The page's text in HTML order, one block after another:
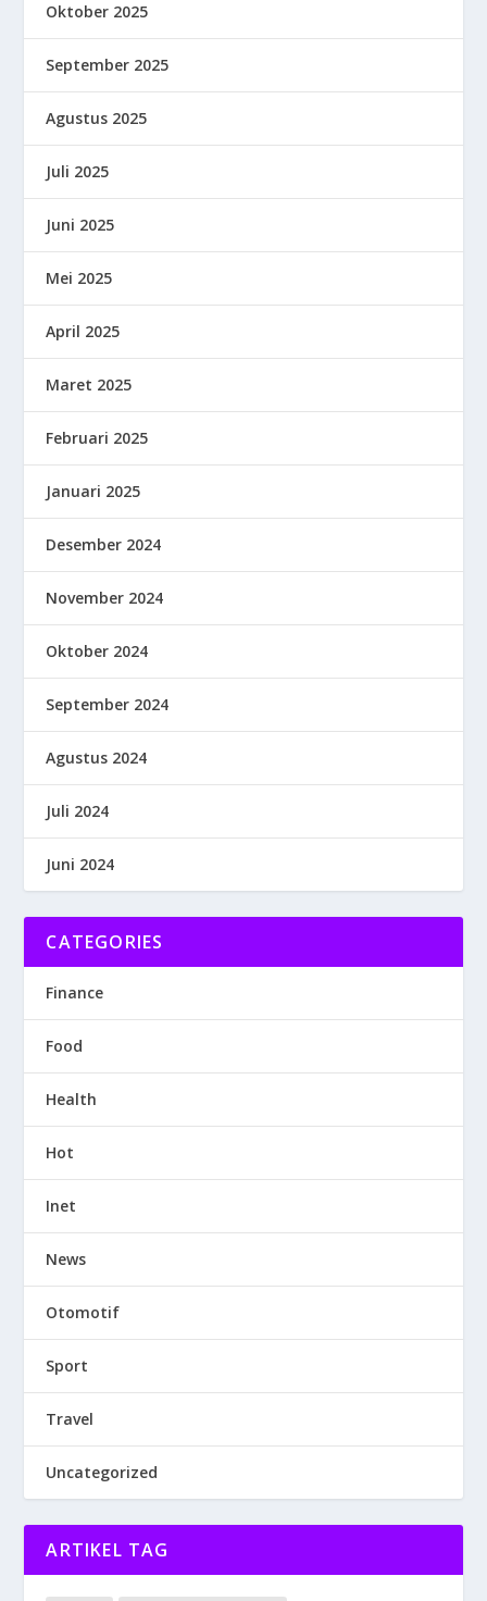
Oktober 2025
September 2025
Agustus 2025
Juli 2025
Juni 2025
Mei 2025
April 2025
Maret 2025
Februari 2025
Januari 2025
Desember 2024
November 2024
Oktober 2024
September 2024
Agustus 2024
Juli 2024
Juni 2024
CATEGORIES
Finance
Food
Health
Hot
Inet
News
Otomotif
Sport
Travel
Uncategorized
ARTIKEL TAG